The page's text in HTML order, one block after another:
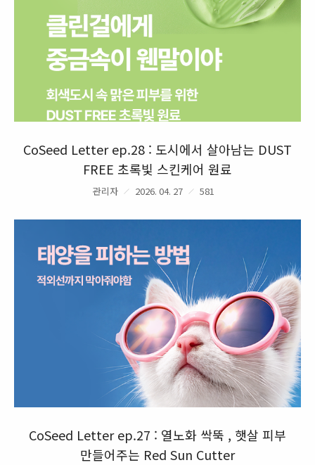
CoSeed Letter ep.28 : 도시에서 살아남는 DUST
FREE 초록빛 스킨케어 원료
관리자 2026. 04. 27 581
CoSeed Letter ep.27 : 열노화 싹뚝 , 햇살 피부
만들어주는 Red Sun Cutter